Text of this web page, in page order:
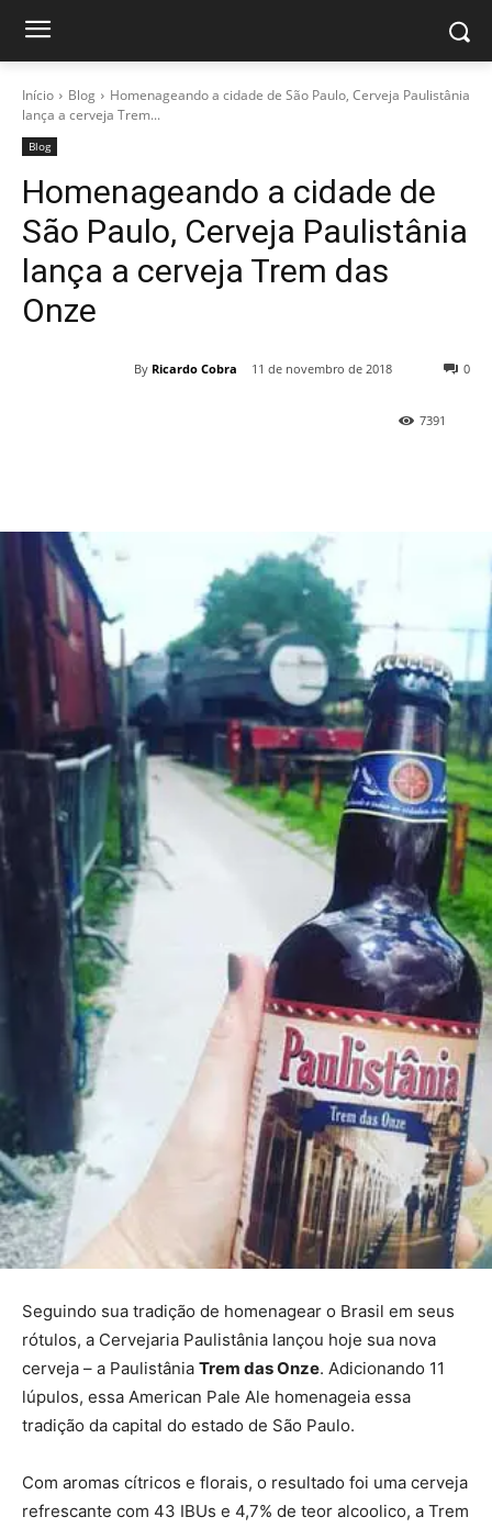
Início Blog
Homenageando a cidade de São Paulo, Cerveja Paulistânia
lança a cerveja Trem...
Blog
Homenageando a cidade de
São Paulo, Cerveja Paulistânia
lança a cerveja Trem das
Onze
By Ricardo Cobra 11 de novembro de 2018 0
7391
Seguindo sua tradição de homenagear o Brasil em seus
rótulos, a Cervejaria Paulistânia lançou hoje sua nova
cerveja – a Paulistânia Trem das Onze. Adicionando 11
lúpulos, essa American Pale Ale homenageia essa
tradição da capital do estado de São Paulo.
Com aromas cítricos e florais, o resultado foi uma cerveja
refrescante com 43 IBUs e 4,7% de teor alcoolico, a Trem